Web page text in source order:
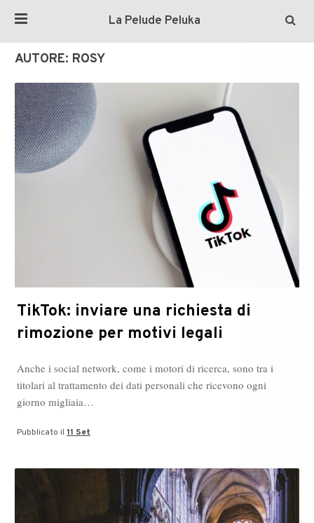
La Pelude Peluka
AUTORE: ROSY
TikTok: inviare una richiesta di
rimozione per motivi legali
Anche i social network, come i motori di ricerca, sono tra i
titolari al trattamento dei dati personali che ricevono ogni
giorno migliaia…
Pubblicato il 11 Set